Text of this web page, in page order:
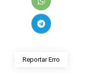
Reportar Erro